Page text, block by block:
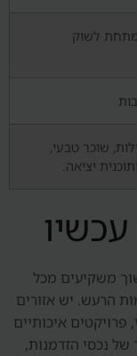
לשוק
שוכר טבעי,
יציאה.
משקיעים מכל
הרעש. יש אזורים
איכותיים
נכסי הזדמנות,